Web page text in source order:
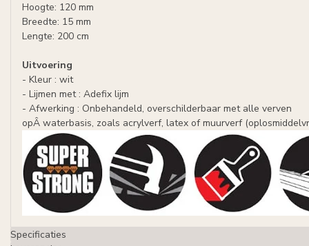
Hoogte: 120 mm
Breedte: 15 mm
Lengte: 200 cm
Uitvoering
- Kleur : wit
- Lijmen met : Adefix lijm
- Afwerking : Onbehandeld, overschilderbaar met alle verven
opÂ waterbasis, zoals acrylverf, latex of muurverf
Specificaties